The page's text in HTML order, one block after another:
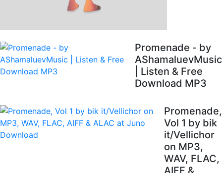
Promenade - by
AShamaluevMusic
| Listen & Free
Download MP3
Promenade,
Vol 1 by bik
it/Vellichor
on MP3,
WAV, FLAC,
AIFF &